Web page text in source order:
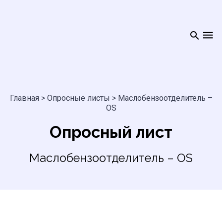
Главная> Опросные листы > Маслобензоотделитель –
OS
Опросный лист
Маслобензоотделитель – OS